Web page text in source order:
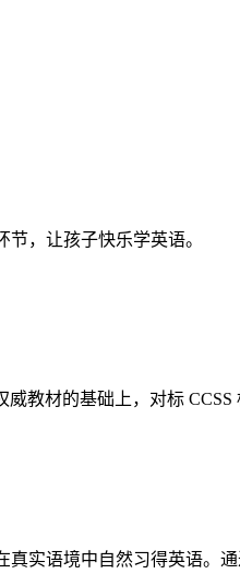
，让孩子快乐学英语。
威教材的基础上，对标
真实语境中自然习得英语。